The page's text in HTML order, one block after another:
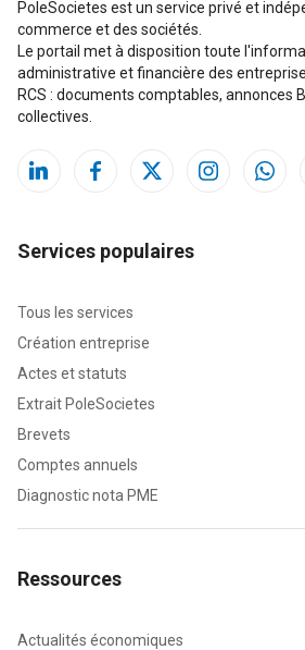
PoleSocietes est un service privé et
commerce et des sociétés.
Le portail met à disposition toute
administrative et financière des
RCS : documents comptables, annonces
collectives.
Services populaires
Tous les services
Création entreprise
Actes et statuts
Extrait PoleSocietes
Brevets
Comptes annuels
Diagnostic nota PME
Ressources
Actualités économiques